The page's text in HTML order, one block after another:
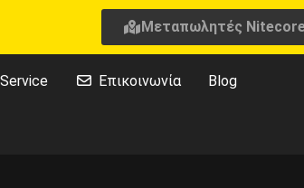
Μεταπωλητές
Service Επικοινωνία Blog